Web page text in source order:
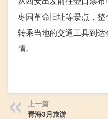
枣园革命旧址等景点，
转乘当地的交通工具到
情。
上一篇
青海3月旅游